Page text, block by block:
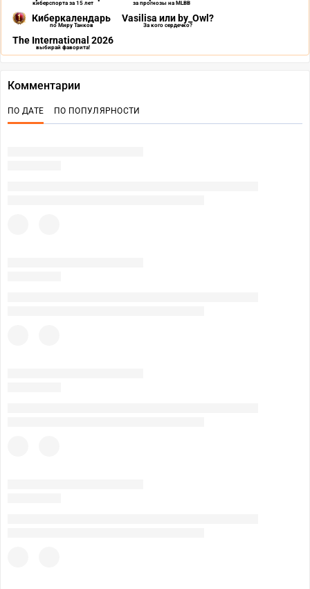
киберспорта за 15 лет за прогнозы на MLBB
Киберкалендарь
по Миру Танков
Vasilisa или by_Owl?
За кого сердечко?
The International 2026
выбирай фаворита!
Комментарии
ПО ДАТЕ ПО ПОПУЛЯРНОСТИ